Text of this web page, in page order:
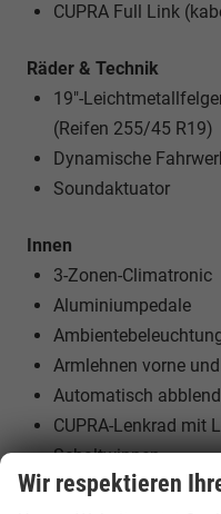
CUPRA Full Link
Räder & Technik
19"-
(Reifen 255/45 R19)
Dynamische
Soundaktuator
Innen
3-Zonen-Climatronic
Aluminiumpedale
Armlehnen vorne
Automatisch
CUPRA-Lenkrad mit
Schaltwippen
Einstiegsleisten aus
Wir respektieren